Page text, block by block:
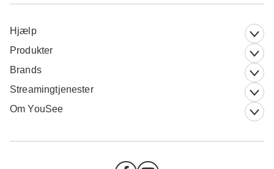
Hjælp
Produkter
Brands
Streamingtjenester
Om YouSee